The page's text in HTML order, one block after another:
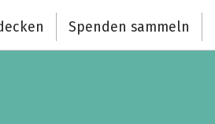
Spenden sammeln